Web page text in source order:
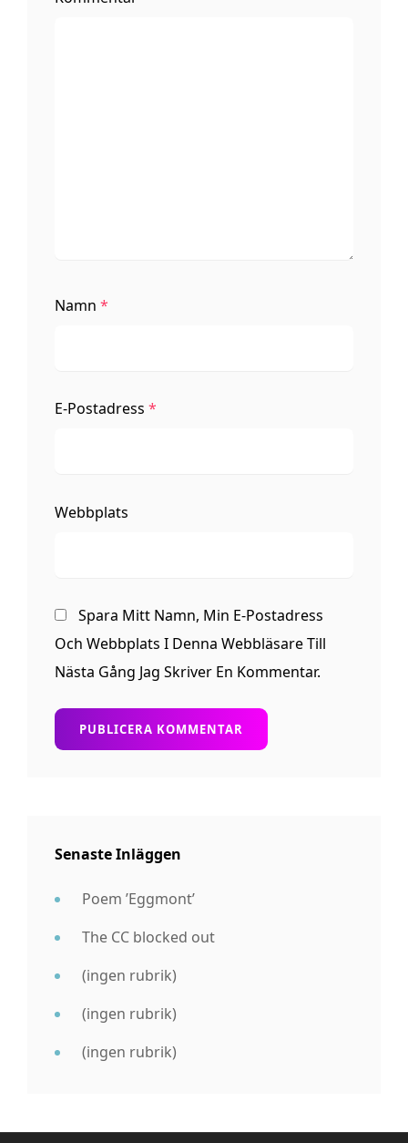
Namn *
E-Postadress *
Webbplats
Spara Mitt Namn, Min E-Postadress
Och Webbplats I Denna Webbläsare Till
Nästa Gång Jag Skriver En Kommentar.
Senaste Inläggen
Poem ’Eggmont’
The CC blocked out
(ingen rubrik)
(ingen rubrik)
(ingen rubrik)